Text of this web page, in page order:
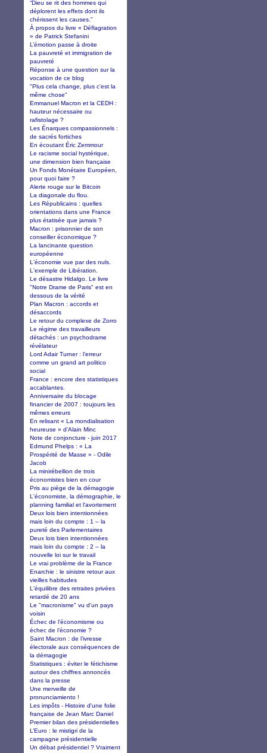
“Dieu se rit des hommes qui
déplorent les effets dont ils
chérissent les causes.”
À propos du livre « Déflagration
» de Patrick Stefanini
L’émotion passe à droite
La pauvreté et immigration de
pauvreté
Réponse à une question sur la
vocation de ce blog
"Plus cela change, plus c'est la
même chose"
Emmanuel Macron et la CEDH :
hauteur nécessaire ou
rafistolage ?
Les Énarques compassionnels :
de sacrés fortiches
En écoutant Éric Zemmour
Le racisme social hystérique,
une dimension bien française
Un Fonds Monétaire Européen,
pour quoi faire ?
Alerte rouge sur le Bitcoin
La diagonale du flou.
Les Républicains : quelles
orientations dans une France
plus étatisée que jamais ?
Macron : prisonnier de son
conseiller économique ?
La lancinante question
européenne
L'économie vue par des nuls.
L'exemple de Libération.
Le désastre Hidalgo. Le livre
"Notre Drame de Paris" est en
dessous de la vérité
Plan Macron : accords et
désaccords
Le retour du complexe de Zorro
Le régime des travailleurs
détachés : un psychodrame
révélateur
Lord Adair Turner : l’erreur
comme un grand art politico
social
France : encore des statistiques
accablantes.
Anniversaire du blocage
financier de 2007 : toujours les
mêmes erreurs
En relisant « La mondialisation
heureuse » d’Alain Minc
Note de conjoncture - juin 2017
Edmund Phelps : « La
Prospérité de Masse » - Odile
Jacob
La minirébellion de trois
économistes bien en cour
Pris au piège de la démagogie
L'économiste, la démographie, le
planning familial et l'avortement
Deux lois bien intentionnées
mais loin du compte : 1 – la
pureté des Parlementaires
Deux lois bien intentionnées
mais loin du compte : 2 – la
nouvelle loi sur le travail
Le vrai problème de la France
Enarchie : le sinistre retour aux
vieilles habitudes
L'équilibre des retraites privées
retardé de 20 ans
Le "macronisme" vu d'un pays
voisin
Échec de l’économisme ou
échec de l’économie ?
Saint Macron : de l’ivresse
électorale aux conséquences de
la démagogie
Statistiques : éviter le fétichisme
autour des chiffres annoncés
dans la presse
Une merveille de
pronunciamiento !
Les impôts - Histoire d'une folie
française de Jean Marc Daniel
Premier bilan des présidentielles
L’Euro : le mistigri de la
campagne présidentielle
Un débat présidentiel ? Vraiment